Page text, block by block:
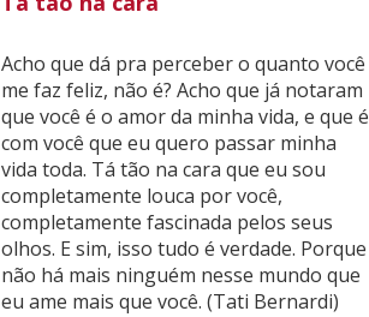
Acho que dá pra perceber o quanto você
me faz feliz, não é? Acho que já notaram
que você é o amor da minha vida, e que é
com você que eu quero passar minha
vida toda. Tá tão na cara que eu sou
completamente louca por você,
completamente fascinada pelos seus
olhos. E sim, isso tudo é verdade. Porque
não há mais ninguém nesse mundo que
eu ame mais que você. (Tati Bernardi)